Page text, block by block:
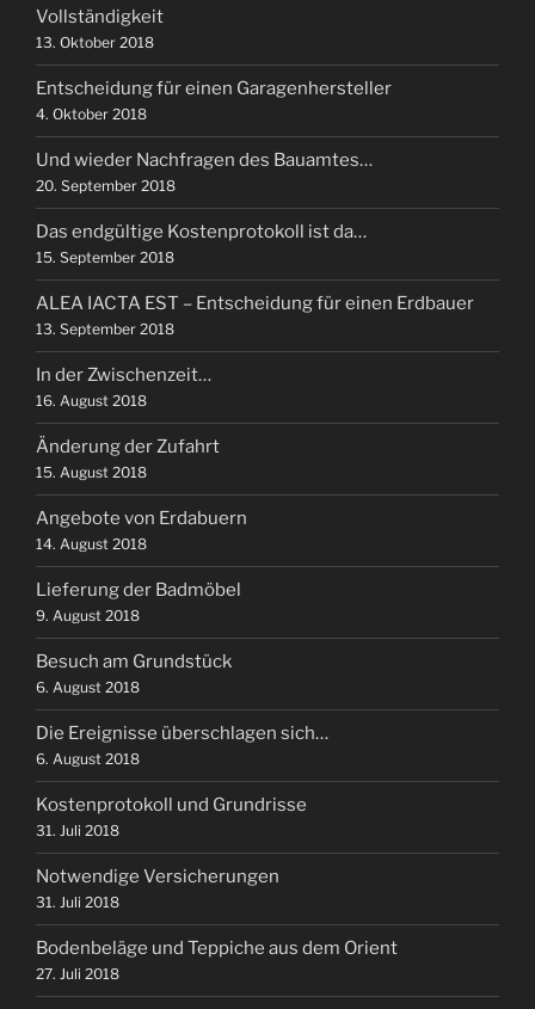
Vollständigkeit
13. Oktober 2018
Entscheidung für einen Garagenhersteller
4. Oktober 2018
Und wieder Nachfragen des Bauamtes…
20. September 2018
Das endgültige Kostenprotokoll ist da…
15. September 2018
ALEA IACTA EST – Entscheidung für einen Erdbauer
13. September 2018
In der Zwischenzeit…
16. August 2018
Änderung der Zufahrt
15. August 2018
Angebote von Erdabuern
14. August 2018
Lieferung der Badmöbel
9. August 2018
Besuch am Grundstück
6. August 2018
Die Ereignisse überschlagen sich…
6. August 2018
Kostenprotokoll und Grundrisse
31. Juli 2018
Notwendige Versicherungen
31. Juli 2018
Bodenbeläge und Teppiche aus dem Orient
27. Juli 2018